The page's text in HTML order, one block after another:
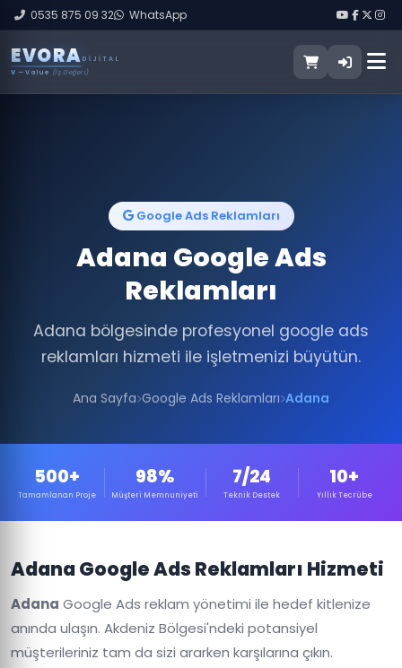
0535 875 09 32 WhatsApp
EVORA DIJITAL
V — Value (İş Değeri)
Google Ads Reklamları
Adana Google Ads
Reklamları
Adana bölgesinde profesyonel google ads
reklamları hizmeti ile işletmenizi büyütün.
Ana Sayfa Google Ads Reklamları Adana
500+
Tamamlanan Proje
98%
Müşteri Memnuniyeti
7/24
Teknik Destek
10+
Yıllık Tecrübe
Adana Google Ads Reklamları Hizmeti
Adana Google Ads reklam yönetimi ile hedef kitlenize
anında ulaşın. Akdeniz Bölgesi'ndeki potansiyel
müşterileriniz tam da sizi ararken karşılarına çıkın.